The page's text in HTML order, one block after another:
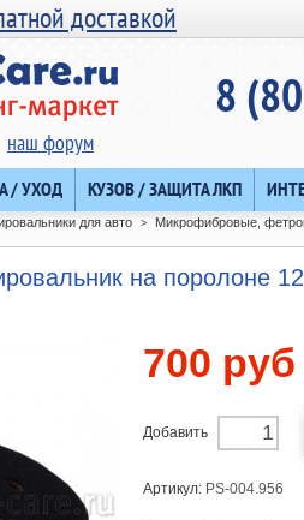
доставкой
наш форум
8
/ УХОД КУЗОВ / ЗАЩИТА ЛКП
для авто > Микрофибровые,
на поролоне
700 руб
Добавить
Артикул: PS-004.956